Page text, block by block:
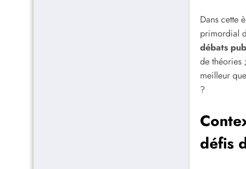
Dans cette
primordial
débats
de théories
meilleur
?
défis